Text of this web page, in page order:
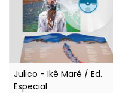
Julico - Ikê Maré / Ed.
Especial